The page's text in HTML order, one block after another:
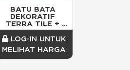
BATU BATA
DEKORATIF
TERRA TILE +
BATA HOMOGEN
TERRA
PALAMO/DOS
LOG-IN UNTUK
MELIHAT HARGA